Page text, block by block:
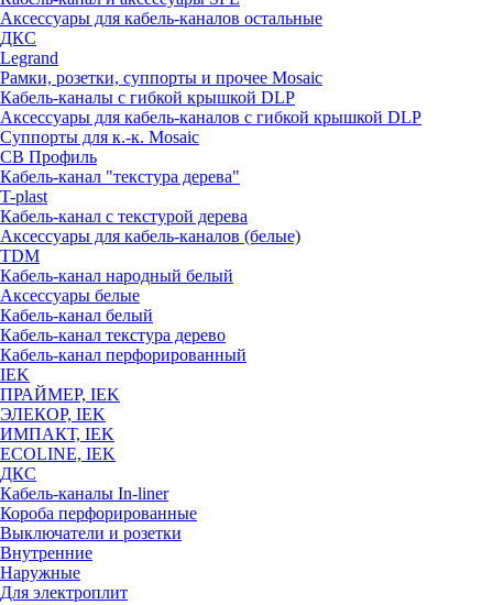
Аксессуары для кабель-каналов остальные
ДКС
Legrand
Рамки, розетки, суппорты и прочее Mosaic
Кабель-каналы с гибкой крышкой DLP
Аксессуары для кабель-каналов с гибкой крышкой DLP
Суппорты для к.-к. Mosaic
СВ Профиль
Кабель-канал "текстура дерева"
T-plast
Кабель-канал с текстурой дерева
Аксессуары для кабель-каналов (белые)
TDM
Кабель-канал народный белый
Аксессуары белые
Кабель-канал белый
Кабель-канал текстура дерево
Кабель-канал перфорированный
IEK
ПРАЙМЕР, IEK
ЭЛЕКОР, IEK
ИМПАКТ, IEK
ECOLINE, IEK
ДКС
Кабель-каналы In-liner
Короба перфорированные
Выключатели и розетки
Внутренние
Наружные
Для электроплит